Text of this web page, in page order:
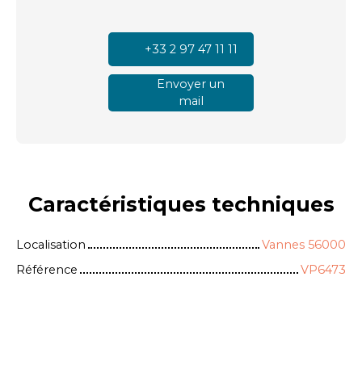
+33 2 97 47 11 11
Envoyer un
mail
Caractéristiques techniques
Localisation
Vannes 56000
Référence
VP6473